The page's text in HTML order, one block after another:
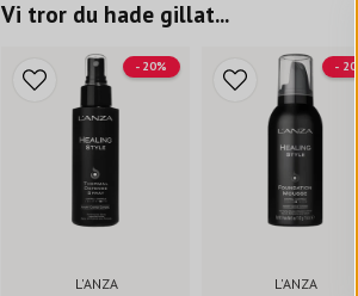
Vi tror du hade gillat...
L'ANZA
- 20%
L'ANZA
-